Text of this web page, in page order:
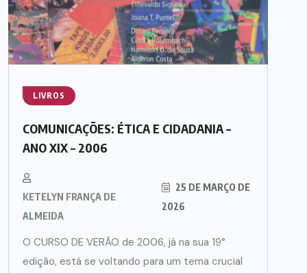
LIVROS
COMUNICAÇÕES: ÉTICA E CIDADANIA –
ANO XIX – 2006
KETELYN FRANÇA DE
ALMEIDA
25 DE MARÇO DE
2026
O CURSO DE VERÃO de 2006, já na sua 19°
edição, está se voltando para um tema crucial